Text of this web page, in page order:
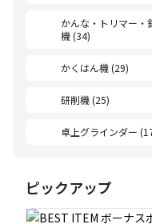
かんな・トリマー・
機 (34)
かくはん機 (29)
研削機 (25)
卓上グラインダー
ピックアップ